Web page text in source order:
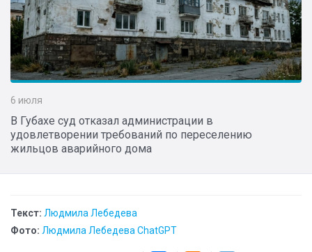
6 июля
В Губахе суд отказал администрации в
удовлетворении требований по переселению
жильцов аварийного дома
Текст: Людмила Лебедева
Фото: Людмила Лебедева ChatGPT